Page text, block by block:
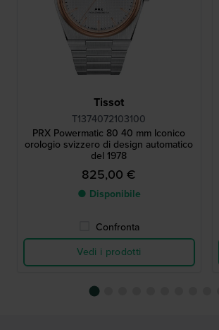
Tissot
T1374072103100
PRX Powermatic 80 40 mm Iconico
orologio svizzero di design automatico
del 1978
825,00 €
● Disponibile
Confronta
Vedi i prodotti